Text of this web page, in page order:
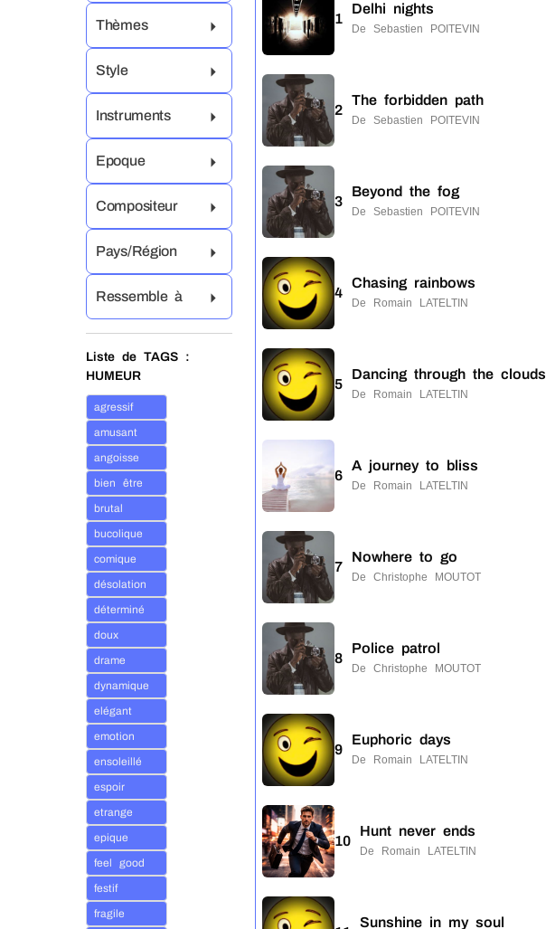
Thèmes
Style
Instruments
Epoque
Compositeur
Pays/Région
Ressemble à
Liste de TAGS :
HUMEUR
agressif
amusant
angoisse
bien être
brutal
bucolique
comique
désolation
déterminé
doux
drame
dynamique
elégant
emotion
ensoleillé
espoir
etrange
epique
feel good
festif
fragile
1
Delhi nights
De Sebastien POITEVIN
2
The forbidden path
De Sebastien POITEVIN
3
Beyond the fog
De Sebastien POITEVIN
4
Chasing rainbows
De Romain LATELTIN
5
Dancing through the clouds
De Romain LATELTIN
6
A journey to bliss
De Romain LATELTIN
7
Nowhere to go
De Christophe MOUTOT
8
Police patrol
De Christophe MOUTOT
9
Euphoric days
De Romain LATELTIN
10
Hunt never ends
De Romain LATELTIN
Sunshine in my soul